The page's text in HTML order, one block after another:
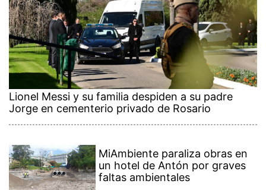
Lionel Messi y su familia despiden a su padre
Jorge en cementerio privado de Rosario
MiAmbiente paraliza obras en
un hotel de Antón por graves
faltas ambientales